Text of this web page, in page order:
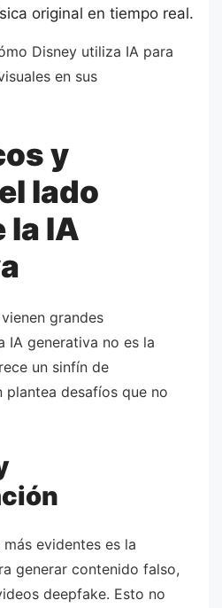
original en tiempo real.
Disney utiliza IA para
en sus
y
lado
la IA
grandes
IA generativa no es la
un sinfín de
plantea desafíos que no
evidentes es la
generar contenido falso,
deepfake. Esto no